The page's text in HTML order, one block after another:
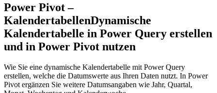
Power Pivot –
KalendertabellenDynamische
Kalendertabelle in Power Query erstellen
und in Power Pivot nutzen
Wie Sie eine dynamische Kalendertabelle mit Power Query
erstellen, welche die Datumswerte aus Ihren Daten nutzt. In Power
Pivot ergänzen Sie weitere Datumsangaben wie Jahr, Quartal,